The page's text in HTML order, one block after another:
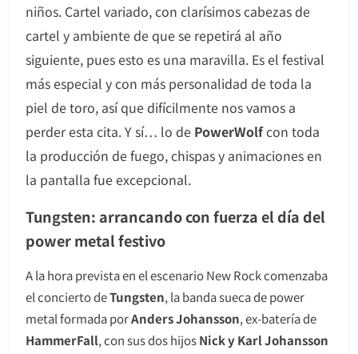
niños. Cartel variado, con clarísimos cabezas de
cartel y ambiente de que se repetirá al año
siguiente, pues esto es una maravilla. Es el festival
más especial y con más personalidad de toda la
piel de toro, así que difícilmente nos vamos a
perder esta cita. Y sí… lo de PowerWolfcon toda
la producción de fuego, chispas y animaciones en
la pantalla fue excepcional.
Tungsten: arrancando con fuerza el día del
power metal festivo
A la hora prevista en el escenario New Rock comenzaba
el concierto deTungsten, la banda sueca de power
metal formada porAnders Johansson, ex-batería de
HammerFall, con sus dos hijosNick y Karl Johansson